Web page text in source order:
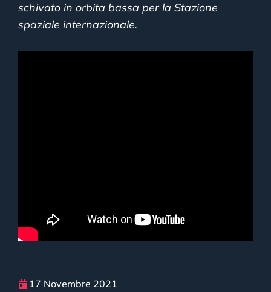
schivato in orbita bassa per la Stazione
spaziale internazionale.
17 Novembre 2021